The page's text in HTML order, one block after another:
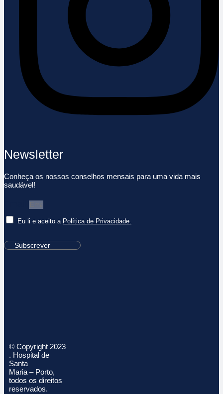
Newsletter
Conheça os nossos conselhos mensais para uma vida mais
saudável!
Eu li e aceito a Política de Privacidade.
Subscrever
© Copyright 2023
. Hospital de
Santa
Maria – Porto,
todos os direitos
reservados.